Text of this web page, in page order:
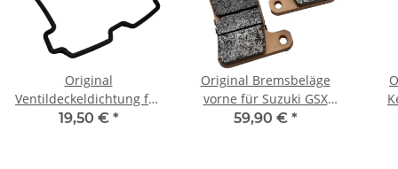
Original
Ventildeckeldichtung für
Suzuki DL SFV SV 650 #
19,50 € *
Original Bremsbeläge
vorne für Suzuki GSX
1300 GSX-R 600 750
59,90 € *